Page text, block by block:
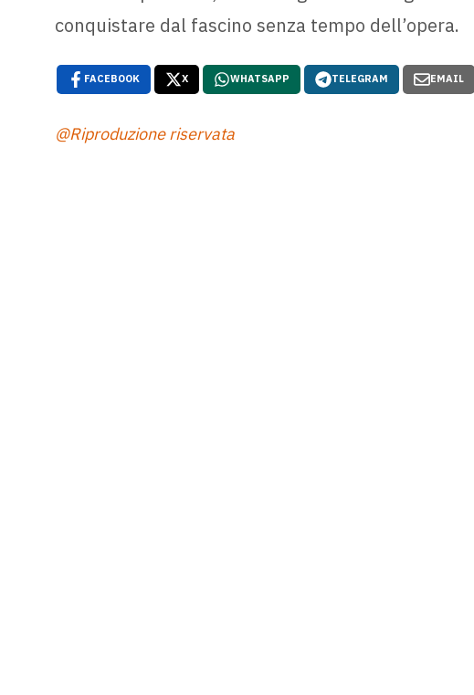
conquistare dal fascino senza tempo dell’opera.
FACEBOOK X WHATSAPP TELEGRAM EMAIL
@Riproduzione riservata